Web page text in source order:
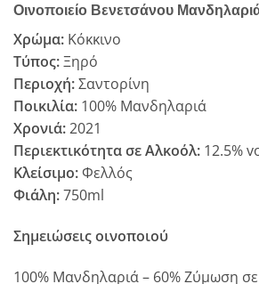
Οινοποιείο Βενετσάνου
Χρώμα: Κόκκινο
Τύπος:Ξηρό
Περιοχή:Σαντορίνη
Ποικιλία: 100% Μανδηλαριά
Χρονιά:2021
Περιεκτικότητα σε Αλκοόλ: 12.5%
Κλείσιμο:Φελλός
Φιάλη:750ml
Σημειώσεις οινοποιού
100% Μανδηλαριά – 60% Ζύμωση